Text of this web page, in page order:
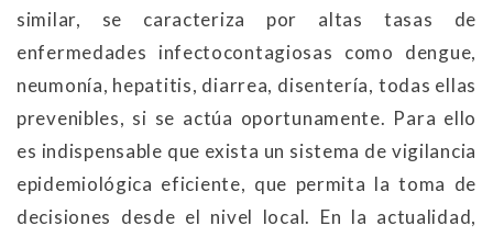
similar, se caracteriza por altas tasas de
enfermedades infectocontagiosas como dengue,
neumonía, hepatitis, diarrea, disentería, todas ellas
prevenibles, si se actúa oportunamente. Para ello
es indispensable que exista un sistema de vigilancia
epidemiológica eficiente, que permita la toma de
decisiones desde el nivel local. En la actualidad,